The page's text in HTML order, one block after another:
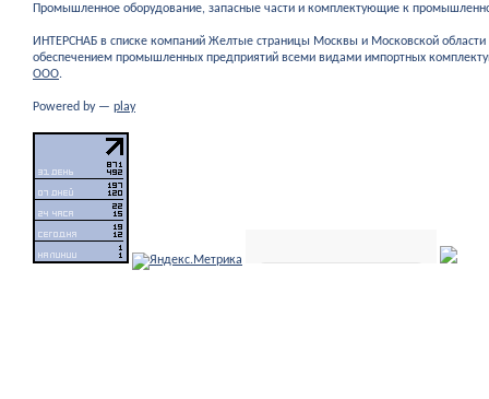
Промышленное оборудование, запасные части и комплектующие к
ИНТЕРСНАБ в списке компаний Желтые страницы Москвы и Московской
обеспечением промышленных предприятий всеми видами импортных
ООО.
Powered by — play